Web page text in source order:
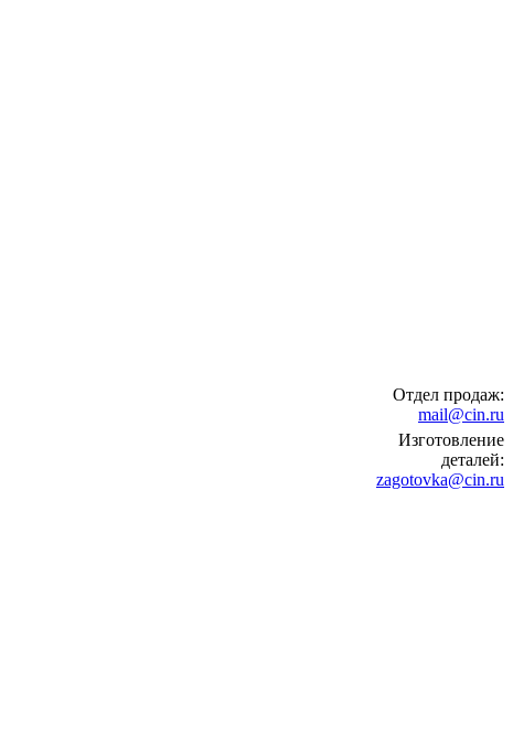
Отдел продаж:
mail@cin.ru
Изготовление
деталей:
zagotovka@cin.ru